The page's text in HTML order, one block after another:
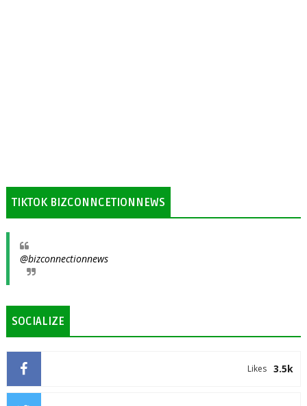
TIKTOK BIZCONNCETIONNEWS
@bizconnectionnews
SOCIALIZE
3.5k
Likes